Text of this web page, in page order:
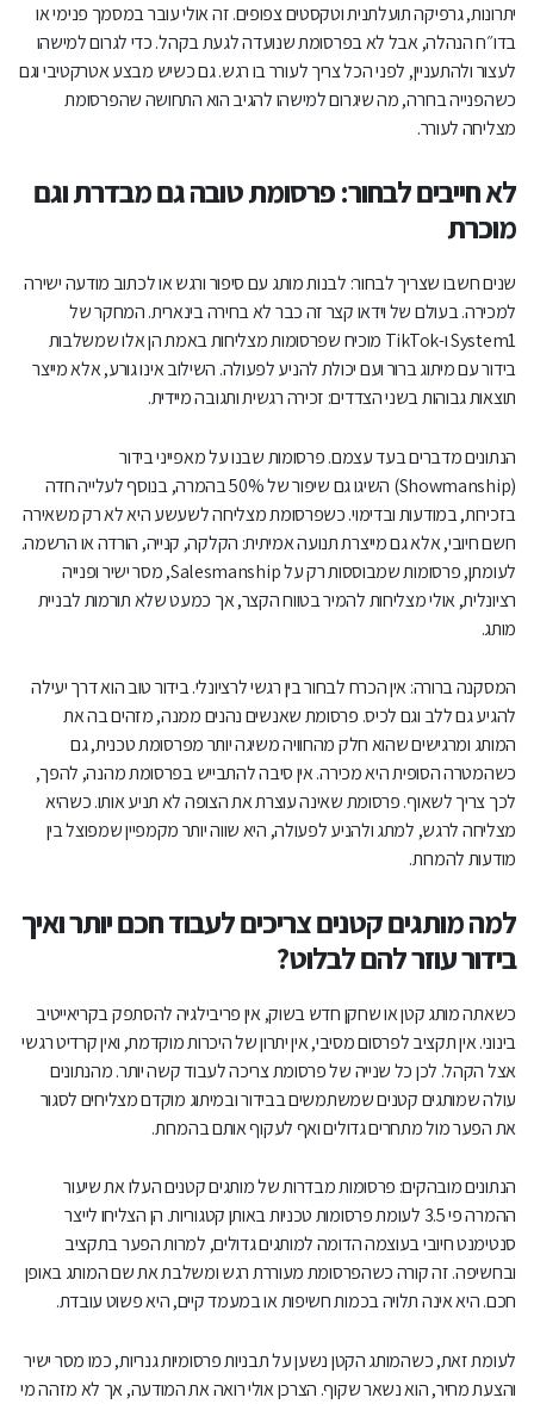
יתרונות, גרפיקה תועלתנית וטקסטים צפופים. זה אולי עובר במסמך פנימי או
בדו״ח הנהלה, אבל לא בפרסומת שנועדה לגעת בקהל. כדי לגרום למישהו
לעצור ולהתעניין, לפני הכל צריך לעורר בו רגש. גם כשיש מבצע אטרקטיבי וגם
כשהפנייה ברורה, מה שיגרום למישהו להגיב הוא התחושה שהפרסומת
מצליחה לעורר.
לא חייבים לבחור: פרסומת טובה גם מבדרת וגם
מוכרת
שנים חשבו שצריך לבחור: לבנות מותג עם סיפור ורגש או לכתוב מודעה ישירה
למכירה. בעולם של וידאו קצר זה כבר לא בחירה בינארית. המחקר של
System1 ו-TikTok מוכיח שפרסומות מצליחות באמת הן אלו שמשלבות
בידור עם מיתוג ברור ועם יכולת להניע לפעולה. השילוב אינו גורע, אלא מייצר
תוצאות גבוהות בשני הצדדים: זכירה רגשית ותגובה מיידית.
הנתונים מדברים בעד עצמם. פרסומות שבנו על מאפייני בידור
(Showmanship) השיגו גם שיפור של 50% בהמרה, בנוסף לעלייה חדה
בזכירות, במודעות ובדימוי. כשפרסומת מצליחה לשעשע היא לא רק משאירה
רושם חיובי, אלא גם מייצרת תנועה אמיתית: הקלקה, קנייה, הורדה או הרשמה.
לעומתן, פרסומות שמבוססות רק על Salesmanship, מסר ישיר ופנייה
רציונלית, אולי מצליחות להמיר בטווח הקצר, אך כמעט שלא תורמות לבניית
מותג.
המסקנה ברורה: אין הכרח לבחור בין רגשי לרציונלי. בידור טוב הוא דרך יעילה
להגיע גם ללב וגם לכיס. פרסומת שאנשים נהנים ממנה, מזהים בה את
המותג ומרגישים שהוא חלק מהחוויה משיגה יותר מפרסומת טכנית, גם
כשהמטרה הסופית היא מכירה. אין סיבה להתבייש בפרסומת מהנה, להפך,
לכך צריך לשאוף. פרסומת שאינה עוצרת את הצופה לא תניע אותו. כשהיא
מצליחה לרגש, למתג ולהניע לפעולה, היא שווה יותר מקמפיין שמפוצל בין
מודעות להמרות.
למה מותגים קטנים צריכים לעבוד חכם יותר ואיך
בידור עוזר להם לבלוט?
כשאתה מותג קטן או שחקן חדש בשוק, אין פריבילגיה להסתפק בקריאייטיב
בינוני. אין תקציב לפרסום מסיבי, אין יתרון של היכרות מוקדמת, ואין קרדיט רגשי
אצל הקהל. לכן כל שנייה של פרסומת צריכה לעבוד קשה יותר. מהנתונים
עולה שמותגים קטנים שמשתמשים בבידור ובמיתוג מוקדם מצליחים לסגור
את הפער מול מתחרים גדולים ואף לעקוף אותם בהמרות.
הנתונים מובהקים: פרסומות מבדרות של מותגים קטנים העלו את שיעור
ההמרה פי 3.5 לעומת פרסומות טכניות באותן קטגוריות. הן הצליחו לייצר
סנטימנט חיובי בעוצמה הדומה למותגים גדולים, למרות הפער בתקציב
ובחשיפה. זה קורה כשהפרסומת מעוררת רגש ומשלבת את שם המותג באופן
חכם. היא אינה תלויה בכמות חשיפות או במעמד קיים, היא פשוט עובדת.
לעומת זאת, כשהמותג הקטן נשען על תבניות פרסומיות גנריות, כמו מסר ישיר
והצעת מחיר, הוא נשאר שקוף. הצרכן אולי רואה את המודעה, אך לא מזהה מי